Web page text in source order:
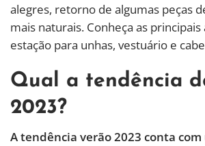
alegres, retorno de algumas peças
mais naturais. Conheça as principais
estação para unhas, vestuário e
Qual a tendência
2023?
A tendência verão 2023 conta